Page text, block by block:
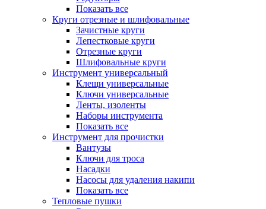
Показать все
Круги отрезные и шлифовальные
Зачистные круги
Лепестковые круги
Отрезные круги
Шлифовальные круги
Инструмент универсальный
Клещи универсальные
Ключи универсальные
Ленты, изоленты
Наборы инструмента
Показать все
Инструмент для прочистки
Вантузы
Ключи для троса
Насадки
Насосы для удаления накипи
Показать все
Тепловые пушки